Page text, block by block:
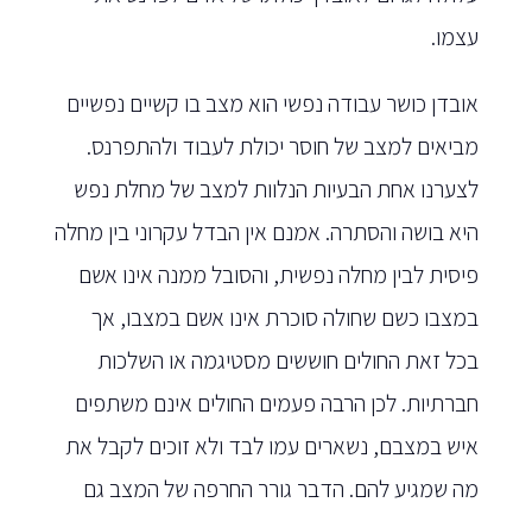
עצמו.
אובדן כושר עבודה נפשי הוא מצב בו קשיים נפשיים
מביאים למצב של חוסר יכולת לעבוד ולהתפרנס.
לצערנו אחת הבעיות הנלוות למצב של מחלת נפש
היא בושה והסתרה. אמנם אין הבדל עקרוני בין מחלה
פיסית לבין מחלה נפשית, והסובל ממנה אינו אשם
במצבו כשם שחולה סוכרת אינו אשם במצבו, אך
בכל זאת החולים חוששים מסטיגמה או השלכות
חברתיות. לכן הרבה פעמים החולים אינם משתפים
איש במצבם, נשארים עמו לבד ולא זוכים לקבל את
מה שמגיע להם. הדבר גורר החרפה של המצב גם